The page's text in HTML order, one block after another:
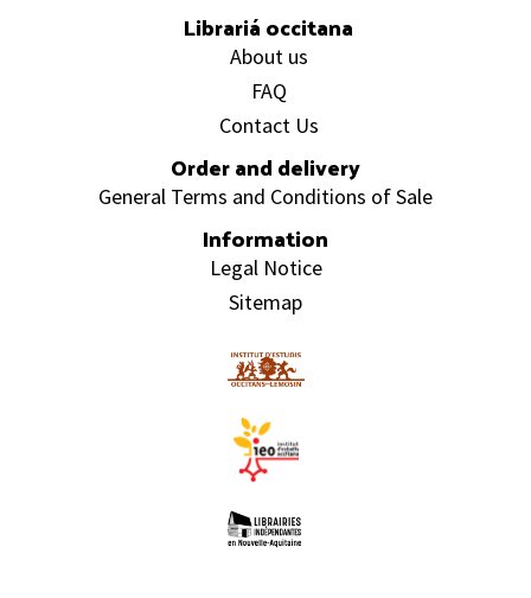
Librariá occitana
About us
FAQ
Contact Us
Order and delivery
General Terms and Conditions of Sale
Information
Legal Notice
Sitemap